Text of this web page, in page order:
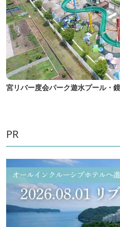
宮リバー度会パーク遊水プール・鏡
PR